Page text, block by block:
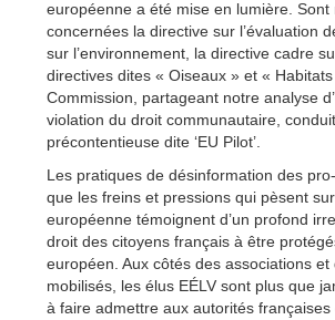
européenne a été mise en lumière. Sont
concernées la directive sur l’évaluation
sur l’environnement, la directive cadre
directives dites « Oiseaux » et «
Commission, partageant notre analyse
violation du droit communautaire,
précontentieuse dite ‘EU Pilot’.
Les pratiques de désinformation des
que les freins et pressions qui pèsent
européenne témoignent d’un profond
droit des citoyens français à être
européen. Aux côtés des associations et
mobilisés, les élus EÉLV sont plus que
à faire admettre aux autorités françaises